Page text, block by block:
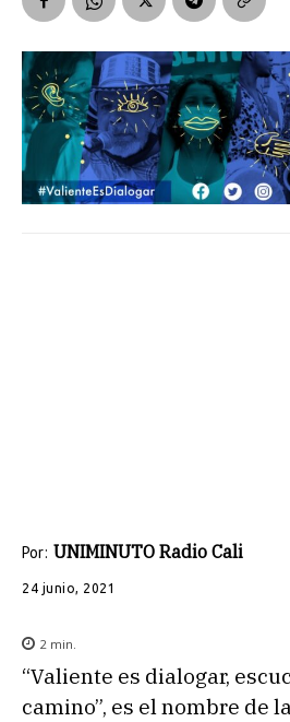
Por: UNIMINUTO Radio Cali
24 junio, 2021
2 min.
“Valiente es dialogar,
camino”, es el nombre de